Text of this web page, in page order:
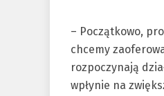
– Początkowo,
chcemy
rozpoczynają
wpłynie na